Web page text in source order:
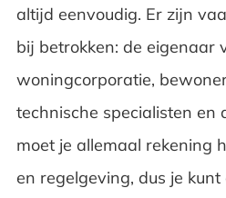
altijd eenvoudig. Er zijn
bij betrokken: de eigenaar
woningcorporatie,
technische specialisten en
moet je allemaal rekening
en regelgeving, dus je